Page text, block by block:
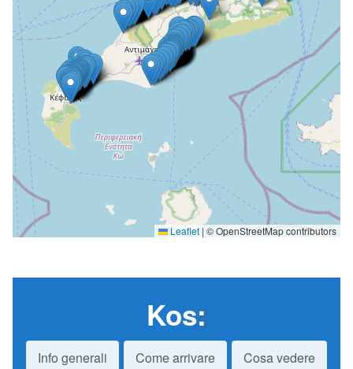
Leaflet | © OpenStreetMap contributors
Kos:
Info generali Come arrivare Cosa vedere